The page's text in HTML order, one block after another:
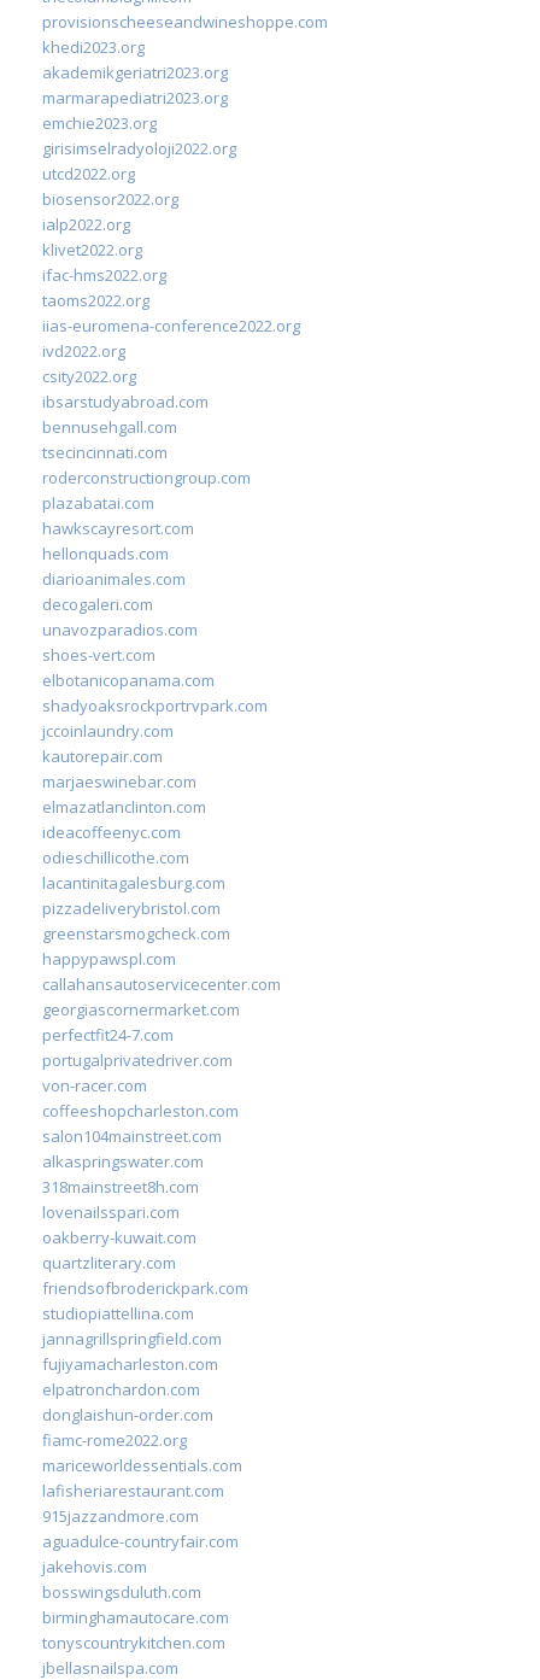
provisionscheeseandwineshoppe.com
khedi2023.org
akademikgeriatri2023.org
marmarapediatri2023.org
emchie2023.org
girisimselradyoloji2022.org
utcd2022.org
biosensor2022.org
ialp2022.org
klivet2022.org
ifac-hms2022.org
taoms2022.org
iias-euromena-conference2022.org
ivd2022.org
csity2022.org
ibsarstudyabroad.com
bennusehgall.com
tsecincinnati.com
roderconstructiongroup.com
plazabatai.com
hawkscayresort.com
hellonquads.com
diarioanimales.com
decogaleri.com
unavozparadios.com
shoes-vert.com
elbotanicopanama.com
shadyoaksrockportrvpark.com
jccoinlaundry.com
kautorepair.com
marjaeswinebar.com
elmazatlanclinton.com
ideacoffeenyc.com
odieschillicothe.com
lacantinitagalesburg.com
pizzadeliverybristol.com
greenstarsmogcheck.com
happypawspl.com
callahansautoservicecenter.com
georgiascornermarket.com
perfectfit24-7.com
portugalprivatedriver.com
von-racer.com
coffeeshopcharleston.com
salon104mainstreet.com
alkaspringswater.com
318mainstreet8h.com
lovenailsspari.com
oakberry-kuwait.com
quartzliterary.com
friendsofbroderickpark.com
studiopiattellina.com
jannagrillspringfield.com
fujiyamacharleston.com
elpatronchardon.com
donglaishun-order.com
fiamc-rome2022.org
mariceworldessentials.com
lafisheriarestaurant.com
915jazzandmore.com
aguadulce-countryfair.com
jakehovis.com
bosswingsduluth.com
birminghamautocare.com
tonyscountrykitchen.com
jbellasnailspa.com